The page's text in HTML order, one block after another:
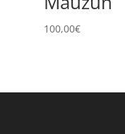
100,00€